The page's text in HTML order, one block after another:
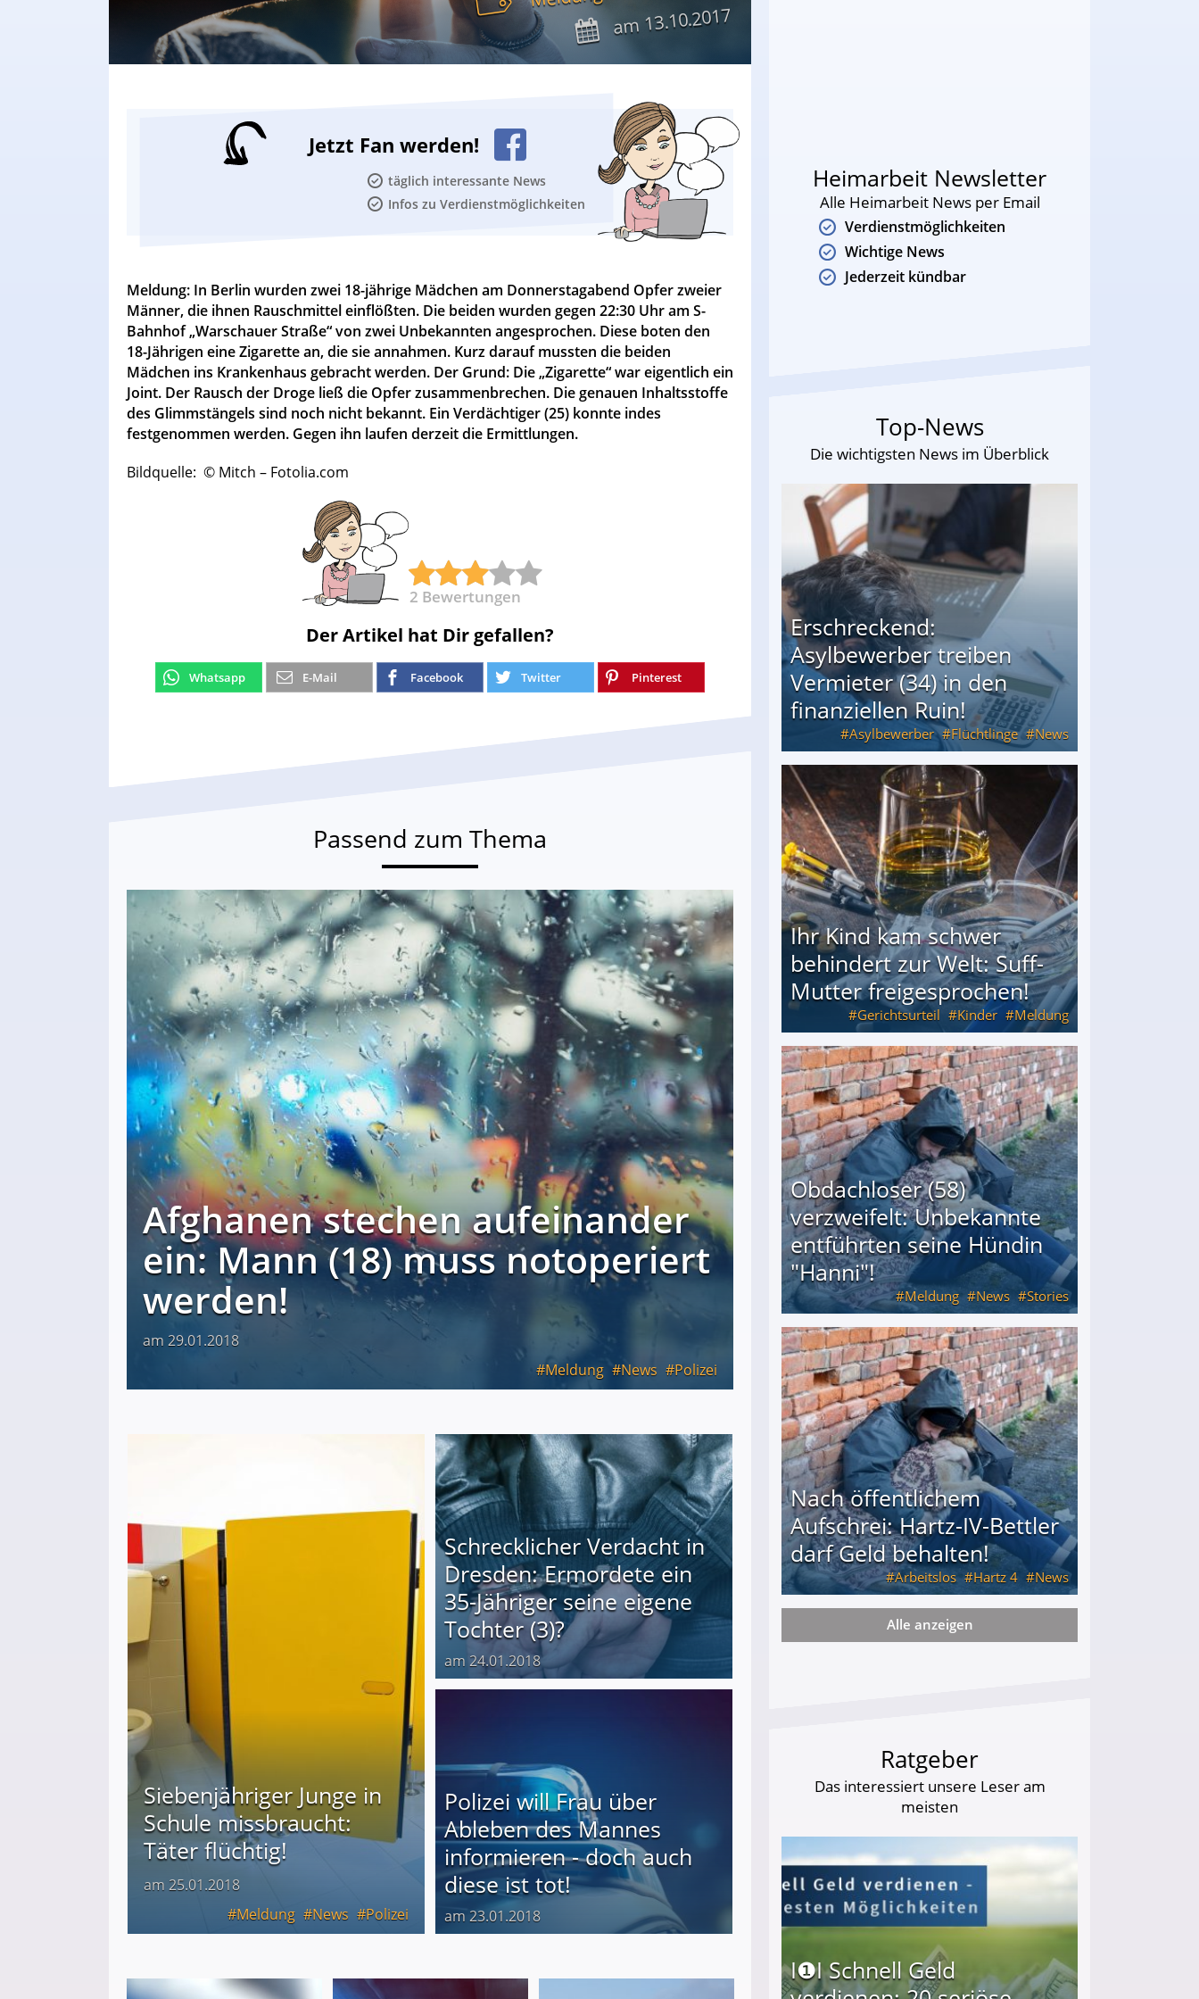
am13.10.2017
Jetzt Fan werden!
täglich interessante News
Infos zu Verdienstmöglichkeiten
Meldung: In Berlin wurden zwei 18-jährige Mädchen am Donnerstagabend Opfer zweier
Männer, die ihnen Rauschmittel einflößten. Die beiden wurden gegen 22:30 Uhr am S-
Bahnhof „Warschauer Straße“ von zwei Unbekannten angesprochen. Diese boten den
18-Jährigen eine Zigarette an, die sie annahmen. Kurz darauf mussten die beiden
Mädchen ins Krankenhaus gebracht werden. Der Grund: Die „Zigarette“ war eigentlich ein
Joint. Der Rausch der Droge ließ die Opfer zusammenbrechen. Die genauen Inhaltsstoffe
des Glimmstängels sind noch nicht bekannt. Ein Verdächtiger (25) konnte indes
festgenommen werden. Gegen ihn laufen derzeit die Ermittlungen.
Bildquelle: © Mitch – Fotolia.com
2 Bewertungen
Der Artikel hat Dir gefallen?
Whatsapp E-Mail Facebook Twitter Pinterest
Passend zum Thema
Afghanen stechen aufeinander
ein: Mann (18) muss notoperiert
werden!
am 29.01.2018
Meldung
News Polizei
Siebenjähriger Junge in
Schule missbraucht:
Täter flüchtig!
am 25.01.2018
Meldung
News Polizei
Schrecklicher Verdacht in
Dresden: Ermordete ein
35-Jähriger seine eigene
Tochter (3)?
am 24.01.2018
Polizei will Frau über
Ableben des Mannes
informieren - doch auch
diese ist tot!
am 23.01.2018
Heimarbeit Newsletter
Alle Heimarbeit News per Email
Verdienstmöglichkeiten
Wichtige News
Jederzeit kündbar
Top-News
Die wichtigsten News im Überblick
Erschreckend:
Asylbewerber treiben
Vermieter (34) in den
finanziellen Ruin!
Asylbewerber Flüchtlinge News
Erschreckend: Asylbewerber treiben Vermieter (34) in den finanziellen Ruin!
Ihr Kind kam schwer
behindert zur Welt: Suff-
Mutter freigesprochen!
Gerichtsurteil Kinder Meldung
Ihr Kind kam schwer behindert zur Welt: Suff-Mutter freigesprochen!
Obdachloser (58)
verzweifelt: Unbekannte
entführten seine Hündin
"Hanni"!
Meldung News Stories
Obdachloser (58) verzweifelt: Unbekannte entführten seine Hündin "Hanni"!
Nach öffentlichem
Aufschrei: Hartz-IV-Bettler
darf Geld behalten!
Arbeitslos Hartz 4 News
Nach öffentlichem Aufschrei: Hartz-IV-Bettler darf Geld behalten!
Alle anzeigen
Ratgeber
Das interessiert unsere Leser am
meisten
I❶I Schnell Geld